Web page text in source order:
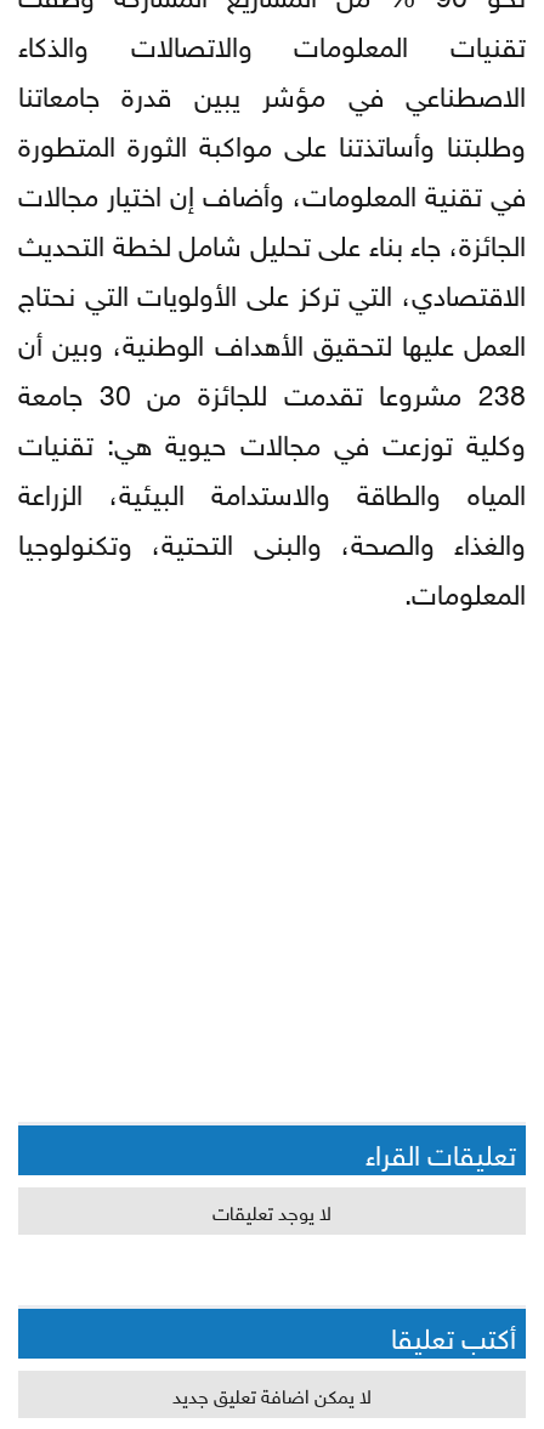
تقنيات المعلومات والاتصالات والذكاء
الاصطناعي في مؤشر يبين قدرة جامعاتنا
وطلبتنا وأساتذتنا على مواكبة الثورة المتطورة
في تقنية المعلومات، وأضاف إن اختيار مجالات
الجائزة، جاء بناء على تحليل شامل لخطة التحديث
الاقتصادي، التي تركز على الأولويات التي نحتاج
العمل عليها لتحقيق الأهداف الوطنية، وبين أن
238 مشروعا تقدمت للجائزة من 30 جامعة
وكلية توزعت في مجالات حيوية هي: تقنيات
المياه والطاقة والاستدامة البيئية، الزراعة
والغذاء والصحة، والبنى التحتية، وتكنولوجيا
المعلومات.
تعليقات القراء
لا يوجد تعليقات
أكتب تعليقا
لا يمكن اضافة تعليق جديد